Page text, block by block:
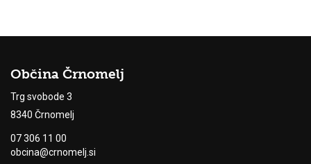
Občina Črnomelj
Trg svobode 3
8340 Črnomelj
07 306 11 00
obcina@crnomelj.si